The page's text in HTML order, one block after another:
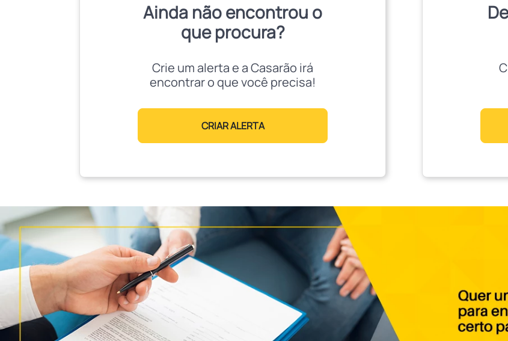
Ainda não encontrou o
que procura?
Crie um alerta e a Casarão irá
encontrar o que você precisa!
CRIAR ALERTA